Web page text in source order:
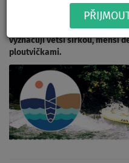
objevili jeho možnosti i při
Plováky pro jízdu na řekách
vyznačují větší šířkou, menší
ploutvičkami.